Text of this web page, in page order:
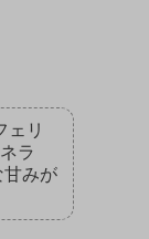
ェリ
ラ
甘みが